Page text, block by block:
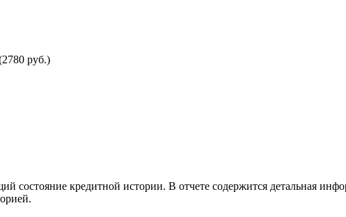
руб.)
кредитной истории. В отчете содержится детальная